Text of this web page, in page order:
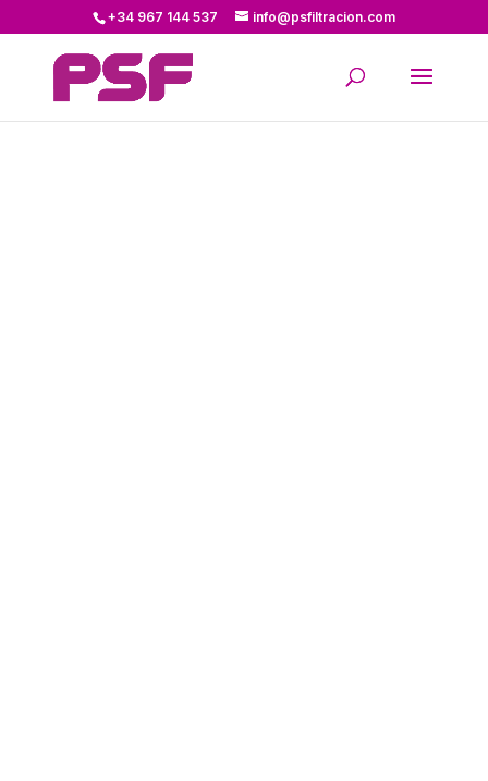
+34 967 144 537 info@psfiltracion.com